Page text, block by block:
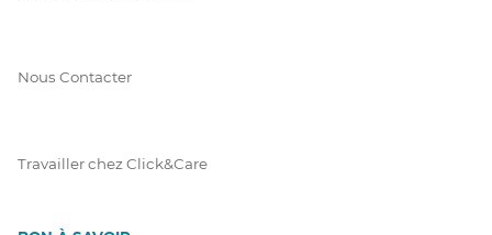
Nous Contacter
Travailler chez Click&Care